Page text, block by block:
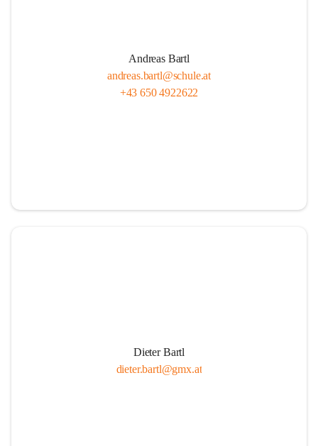
Andreas Bartl
andreas.bartl@schule.at
+43 650 4922622
Dieter Bartl
dieter.bartl@gmx.at